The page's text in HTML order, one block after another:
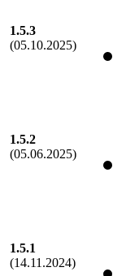
1.5.3
(05.10.2025)
1.5.2
(05.06.2025)
1.5.1
(14.11.2024)